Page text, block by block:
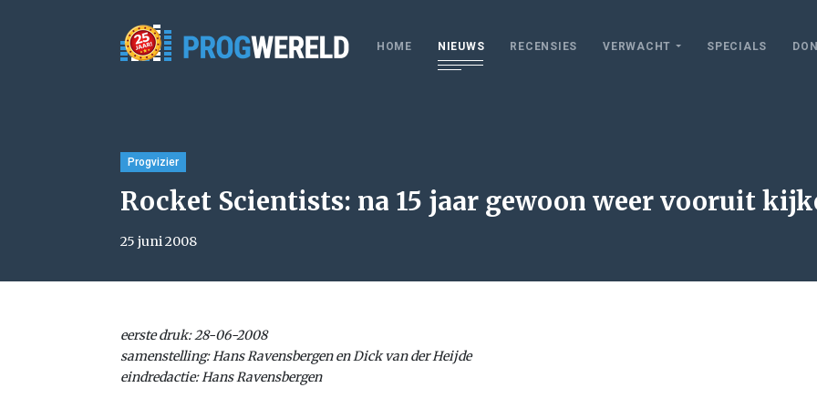
HOME NIEUWS RECENSIES VERWACHT SPECIALS
Progvizier
Rocket Scientists: na 15 jaar gewoon weer vooruit
25 juni 2008
eerste druk: 28-06-2008
samenstelling: Hans Ravensbergen en Dick van der Heijde
eindredactie: Hans Ravensbergen